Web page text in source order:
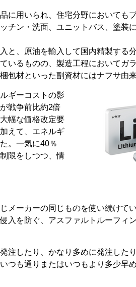
に用いられ、住宅分野においても
チン・洗面、ユニットバス、塗装
と、原油を輸入して国内精製する
いるものの、製造工程においてガ
包材といった副資材にはナフサ由
ギーコストの影
戦争前比約2倍
幅な価格改定要
えて、エネルギ
。一気に40％
限をしつつ、情
メーカーの同じものを使い続けて
入を防ぐ、アスファルトルーフィ
注したり、かなり多めに発注した
つも通りまたはいつもより多少早